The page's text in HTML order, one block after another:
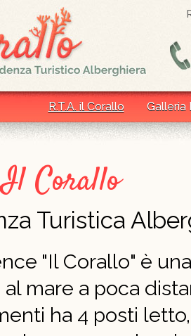
R.T.A. il Corallo Galleria
Corallo
Turistica
"Il Corallo" è
mare a poca
ha 4 posti